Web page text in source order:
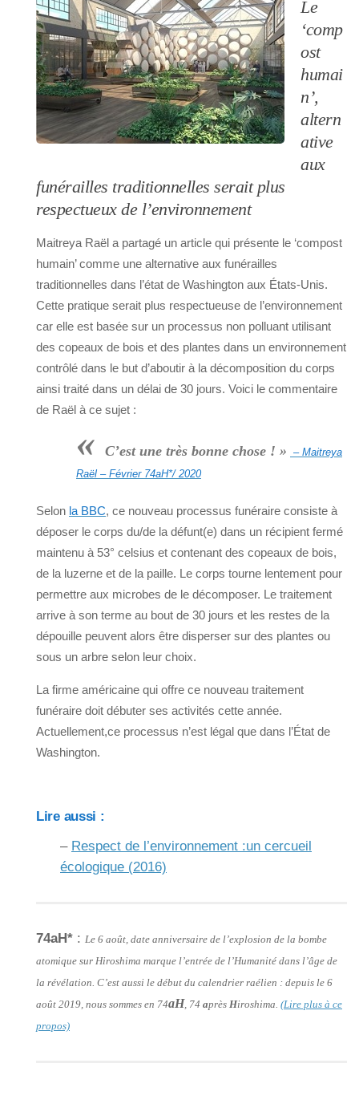
Le
‘comp
ost
humai
n’,
altern
ative
aux
funérailles traditionnelles serait plus
respectueux de l’environnement
Maitreya Raël a partagé un article qui présente le ‘compost
humain’ comme une alternative aux funérailles
traditionnelles dans l’état de Washington aux États-Unis.
Cette pratique serait plus respectueuse de l’environnement
car elle est basée sur un processus non polluant utilisant
des copeaux de bois et des plantes dans un environnement
contrôlé dans le but d’aboutir à la décomposition du corps
ainsi traité dans un délai de 30 jours. Voici le commentaire
de Raël à ce sujet :
« C’est une très bonne chose ! » – Maitreya
Raël – Février 74aH*/ 2020
Selon la BBC, ce nouveau processus funéraire consiste à
déposer le corps du/de la défunt(e) dans un récipient fermé
maintenu à 53° celsius et contenant des copeaux de bois,
de la luzerne et de la paille. Le corps tourne lentement pour
permettre aux microbes de le décomposer. Le traitement
arrive à son terme au bout de 30 jours et les restes de la
dépouille peuvent alors être disperser sur des plantes ou
sous un arbre selon leur choix.
La firme américaine qui offre ce nouveau traitement
funéraire doit débuter ses activités cette année.
Actuellement,ce processus n’est légal que dans l’État de
Washington.
Lire aussi :
– Respect de l’environnement :un cercueil
écologique (2016)
74aH* : Le 6 août, date anniversaire de l’explosion de la bombe
atomique sur Hiroshima marque l’entrée de l’Humanité dans l’âge de
la révélation. C’est aussi le début du calendrier raélien : depuis le 6
août 2019, nous sommes en 74aH, 74 après Hiroshima. (Lire plus à ce
propos)